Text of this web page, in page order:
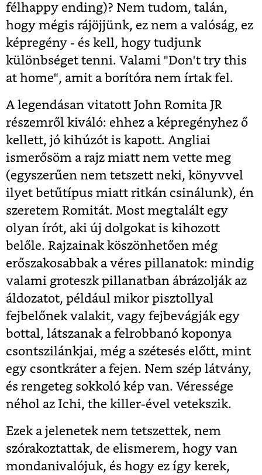
félhappy ending)? Nem tudom, talán,
hogy mégis rájöjjünk, ez nem a valóság, ez
képregény - és kell, hogy tudjunk
különbséget tenni. Valami "Don't try this
at home", amit a borítóra nem írtak fel.
A legendásan vitatott John Romita JR
részemről kiváló: ehhez a képregényhez ő
kellett, jó kihúzót is kapott. Angliai
ismerősöm a rajz miatt nem vette meg
(egyszerűen nem tetszett neki, könyvvel
ilyet betűtípus miatt ritkán csinálunk), én
szeretem Romitát. Most megtalált egy
olyan írót, aki új dolgokat is kihozott
belőle. Rajzainak köszönhetően még
erőszakosabbak a véres pillanatok: mindig
valami groteszk pillanatban ábrázolják az
áldozatot, például mikor pisztollyal
fejbelőnek valakit, vagy fejbevágják egy
bottal, látszanak a felrobbanó koponya
csontszilánkjai, még a szétesés előtt, mint
egy csontkráter a fejen. Nem szép látvány,
és rengeteg sokkoló kép van. Véressége
néhol az Ichi, the killer-ével vetekszik.
Ezek a jelenetek nem tetszettek, nem
szórakoztattak, de elismerem, hogy van
mondanivalójuk, és hogy ez így kerek,